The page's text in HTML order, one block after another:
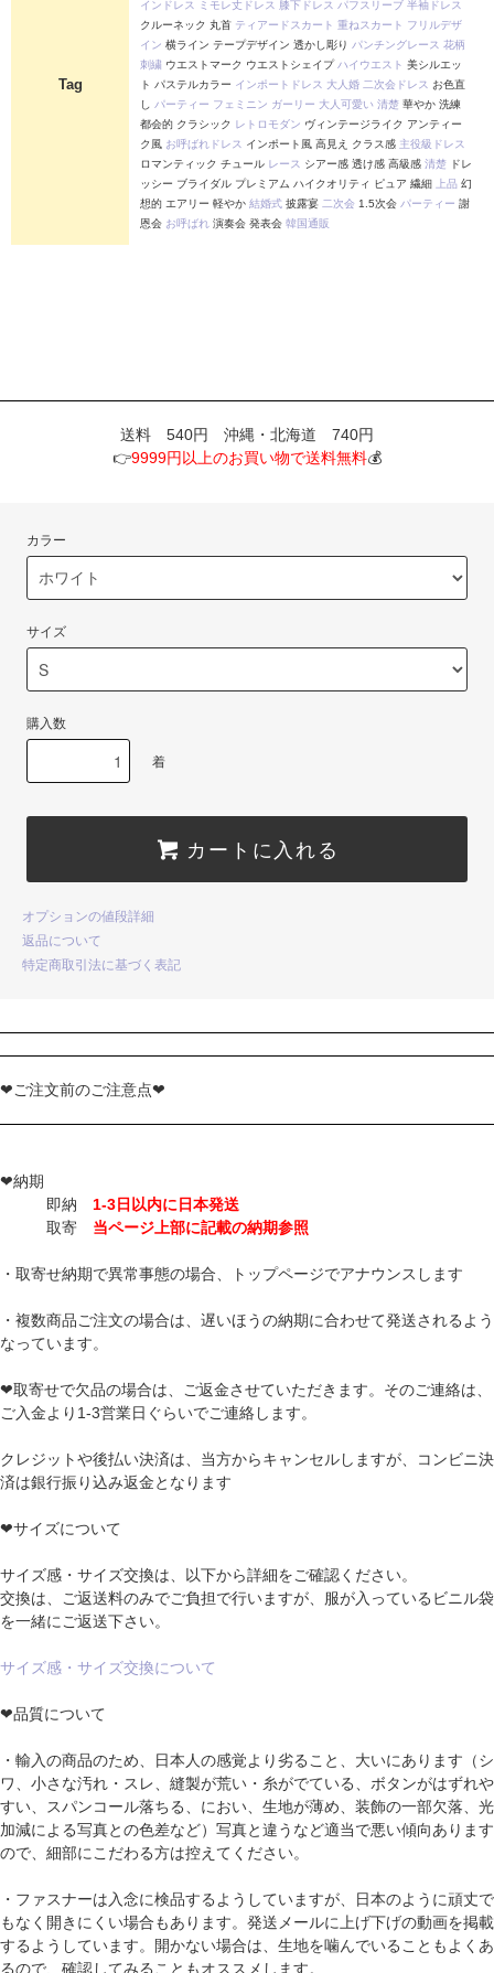
Tag
インドレス ミモレ丈ドレス 膝下ドレス パフスリーブ 半袖ドレス
クルーネック 丸首 ティアードスカート 重ねスカート フリルデザ
イン 横ライン テープデザイン 透かし彫り パンチングレース 花柄
刺繍 ウエストマーク ウエストシェイプ ハイウエスト 美シルエッ
ト パステルカラー インポートドレス 大人婚 二次会ドレス お色直
し パーティー フェミニン ガーリー 大人可愛い 清楚 華やか 洗練
都会的 クラシック レトロモダン ヴィンテージライク アンティー
ク風 お呼ばれドレス インポート風 高見え クラス感 主役級ドレス
ロマンティック チュール レース シアー感 透け感 高級感 清楚 ドレ
ッシー ブライダル プレミアム ハイクオリティ ピュア 繊細
上品 幻
想的 エアリー 軽やか 結婚式 披露宴 二次会 1.5次会 パーティー 謝
恩会 お呼ばれ 演奏会 発表会 韓国通販
送料 540円 沖縄・北海道 740円
👉9999円以上のお買い物で送料無料💰
カラー
サイズ
購入数
着
カートに入れる
オプションの値段詳細
返品について
特定商取引法に基づく表記
❤ご注文前のご注意点❤
❤納期
即納 1-3日以内に日本発送
取寄 当ページ上部に記載の納期参照
・取寄せ納期で異常事態の場合、トップページでアナウンスします
・複数商品ご注文の場合は、遅いほうの納期に合わせて発送されるよう
なっています。
❤取寄せで欠品の場合は、ご返金させていただきます。そのご連絡は、
ご入金より1-3営業日ぐらいでご連絡します。
クレジットや後払い決済は、当方からキャンセルしますが、コンビニ決
済は銀行振り込み返金となります
❤サイズについて
サイズ感・サイズ交換は、以下から詳細をご確認ください。
交換は、ご返送料のみでご負担で行いますが、服が入っているビニル袋
を一緒にご返送下さい。
サイズ感・サイズ交換について
❤品質について
・輸入の商品のため、日本人の感覚より劣ること、大いにあります（シ
ワ、小さな汚れ・スレ、縫製が荒い・糸がでている、ボタンがはずれや
すい、スパンコール落ちる、におい、生地が薄め、装飾の一部欠落、光
加減による写真との色差など）写真と違うなど適当で悪い傾向あります
ので、細部にこだわる方は控えてください。
・ファスナーは入念に検品するようしていますが、日本のように頑丈で
もなく開きにくい場合もあります。発送メールに上げ下げの動画を掲載
するようしています。開かない場合は、生地を噛んでいることもよくあ
るので、確認してみることもオススメします。